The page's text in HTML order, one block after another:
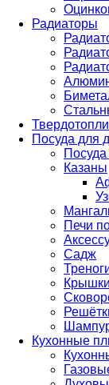
Радиаторы
Посуда для
Казаны
Печи
Садж
Крышки
Кухонные